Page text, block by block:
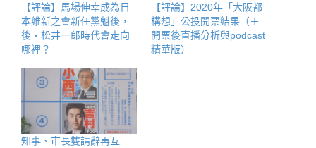
【評論】馬場伸幸成為日
本維新之會新任黨魁後，
後・松井一郎時代會走向
哪裡？
【評論】2020年「大阪都
構想」公投開票結果（＋
開票後直播分析與podcast
精華版）
知事、市長雙請辭再互